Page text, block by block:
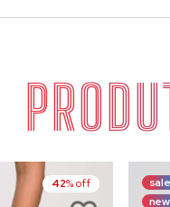
42% off
sale
new